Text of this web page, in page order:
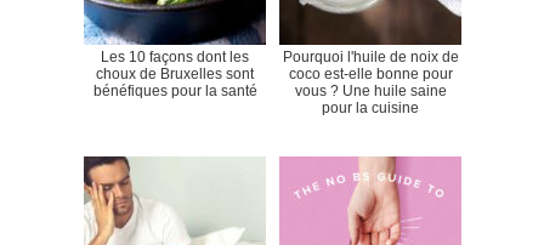
Les 10 façons dont les
choux de Bruxelles sont
bénéfiques pour la santé
Pourquoi l'huile de noix de
coco est-elle bonne pour
vous ? Une huile saine
pour la cuisine